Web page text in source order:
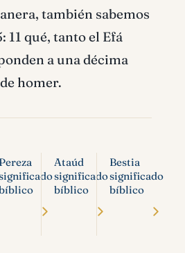
también sabemos
11 qué, tanto el Efá
a una décima
homer.
Pereza
Ataúd
significado
bíblico
Bestia
significado
bíblico